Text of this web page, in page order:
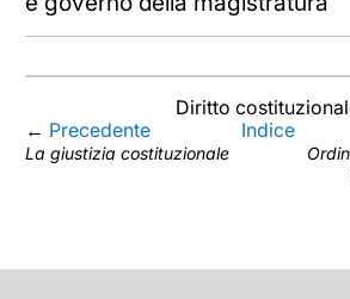
Diritto
← Precedente
La giustizia costituzionale
Indice